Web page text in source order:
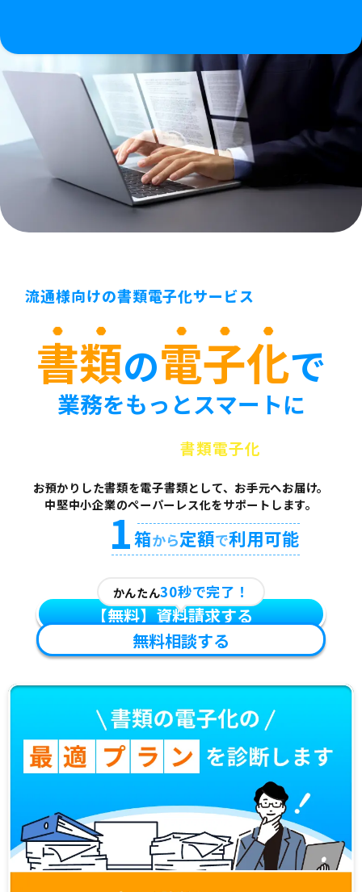
流通様向けの書類電子化サービス
書類の電子化で
業務をもっとスマートに
三井倉庫グループの書類電子化
お預かりした書類を電子書類として、お手元へお届け。
中堅中小企業のペーパーレス化をサポートします。
1箱から定額で利用可能
かんたん30秒で完了！
【無料】資料請求する
無料相談する